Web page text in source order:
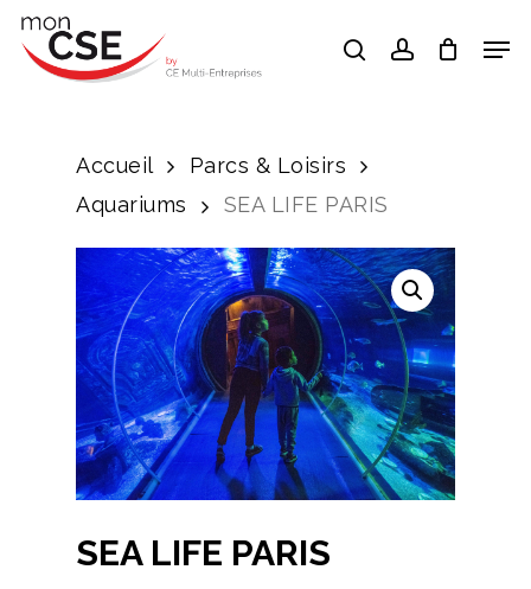
Skip
searchaccount
Accueil
Parcs & Loisirs
Aquariums
SEA LIFE PARIS
SEA LIFE PARIS